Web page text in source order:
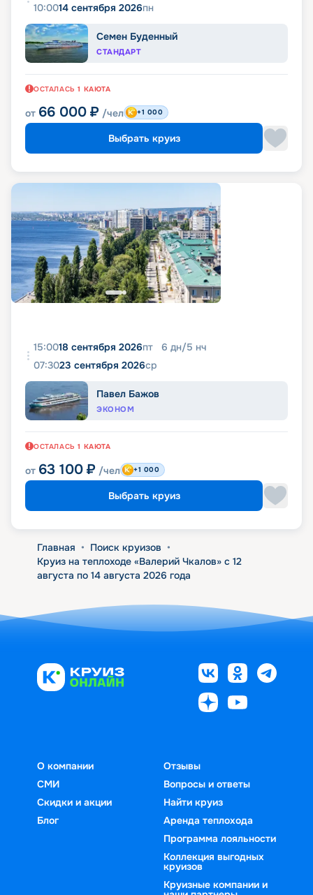
10:0014 сентября 2026пн
Семен Буденный
СТАНДАРТ
ОСТАЛАСЬ 1 КАЮТА
от 66 000 ₽ /чел +1 000
Выбрать круиз
15:0018 сентября 2026пт 6 дн/5 нч
07:3023 сентября 2026ср
Павел Бажов
ЭКОНОМ
ОСТАЛАСЬ 1 КАЮТА
от 63 100 ₽ /чел +1 000
Выбрать круиз
Главная • Поиск круизов •
Круиз на теплоходе «Валерий Чкалов» с 12
августа по 14 августа 2026 года
О компании
СМИ
Скидки и акции
Блог
Отзывы
Вопросы и ответы
Найти круиз
Аренда теплохода
Программа лояльности
Коллекция выгодных
круизов
Круизные компании и